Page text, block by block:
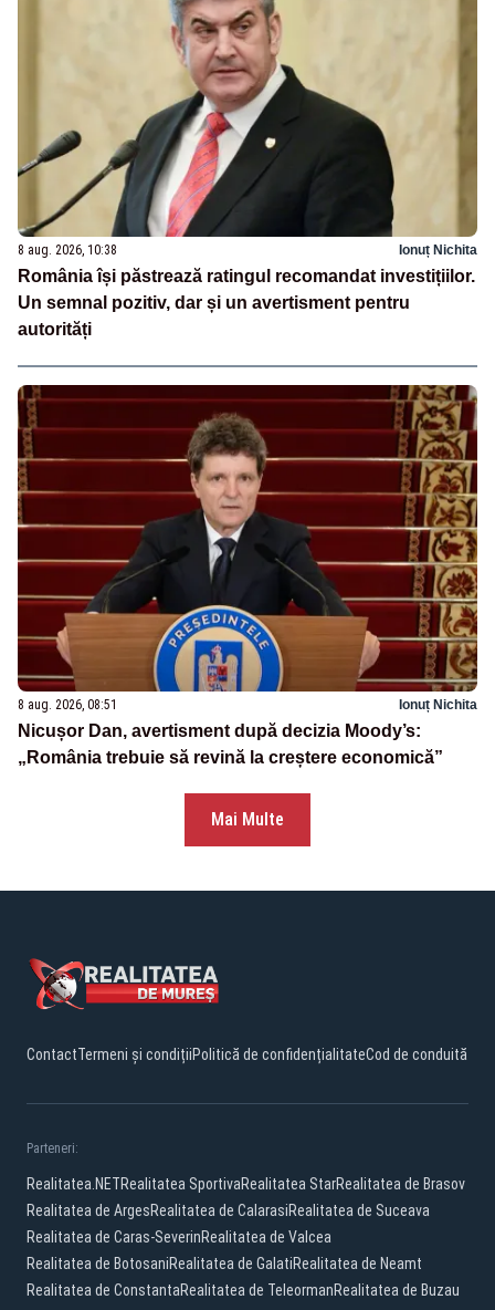
8 aug. 2026, 10:38 Ionuț Nichita
România își păstrează ratingul recomandat investițiilor.
Un semnal pozitiv, dar și un avertisment pentru
autorități
8 aug. 2026, 08:51 Ionuț Nichita
Nicușor Dan, avertisment după decizia Moody’s:
„România trebuie să revină la creștere economică”
Mai Multe
ContactTermeni și condițiiPolitică de confidențialitateCod de conduită
Parteneri:
Realitatea.NETRealitatea SportivaRealitatea StarRealitatea de Brasov
Realitatea de ArgesRealitatea de CalarasiRealitatea de Suceava
Realitatea de Caras-SeverinRealitatea de Valcea
Realitatea de BotosaniRealitatea de GalatiRealitatea de Neamt
Realitatea de ConstantaRealitatea de TeleormanRealitatea de Buzau